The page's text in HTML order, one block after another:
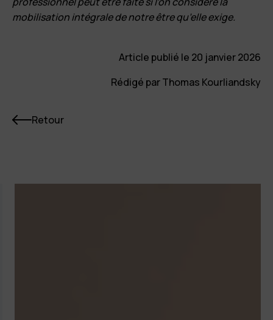
mobilisation intégrale de notre être qu’elle exige.
Article publié le 20 janvier 2026
Rédigé par Thomas Kourliandsky
Retour